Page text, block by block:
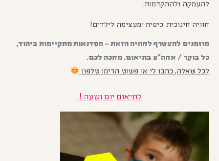
להעמקה ולהתקדמות.
חוויה חינוכית, כיפית ומעצימה לילדים!
מוזמנים להצטרף לחוויה הזאת – הסדנאות מתקיימות ביהוד,
כל בוקר / אחה"צ בתיאום. מחכה לכם.
לכל שאלה, כתבו לי או פשוט הרימו טלפון
לתיאום יום ושעה !